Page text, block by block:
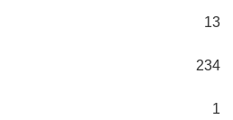
13
234
1